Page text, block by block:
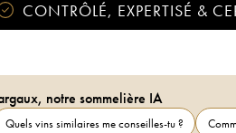
CONTRÔLÉ, EXPERTISÉ &
notre sommelière IA
Quels vins similaires me conseilles-tu ?